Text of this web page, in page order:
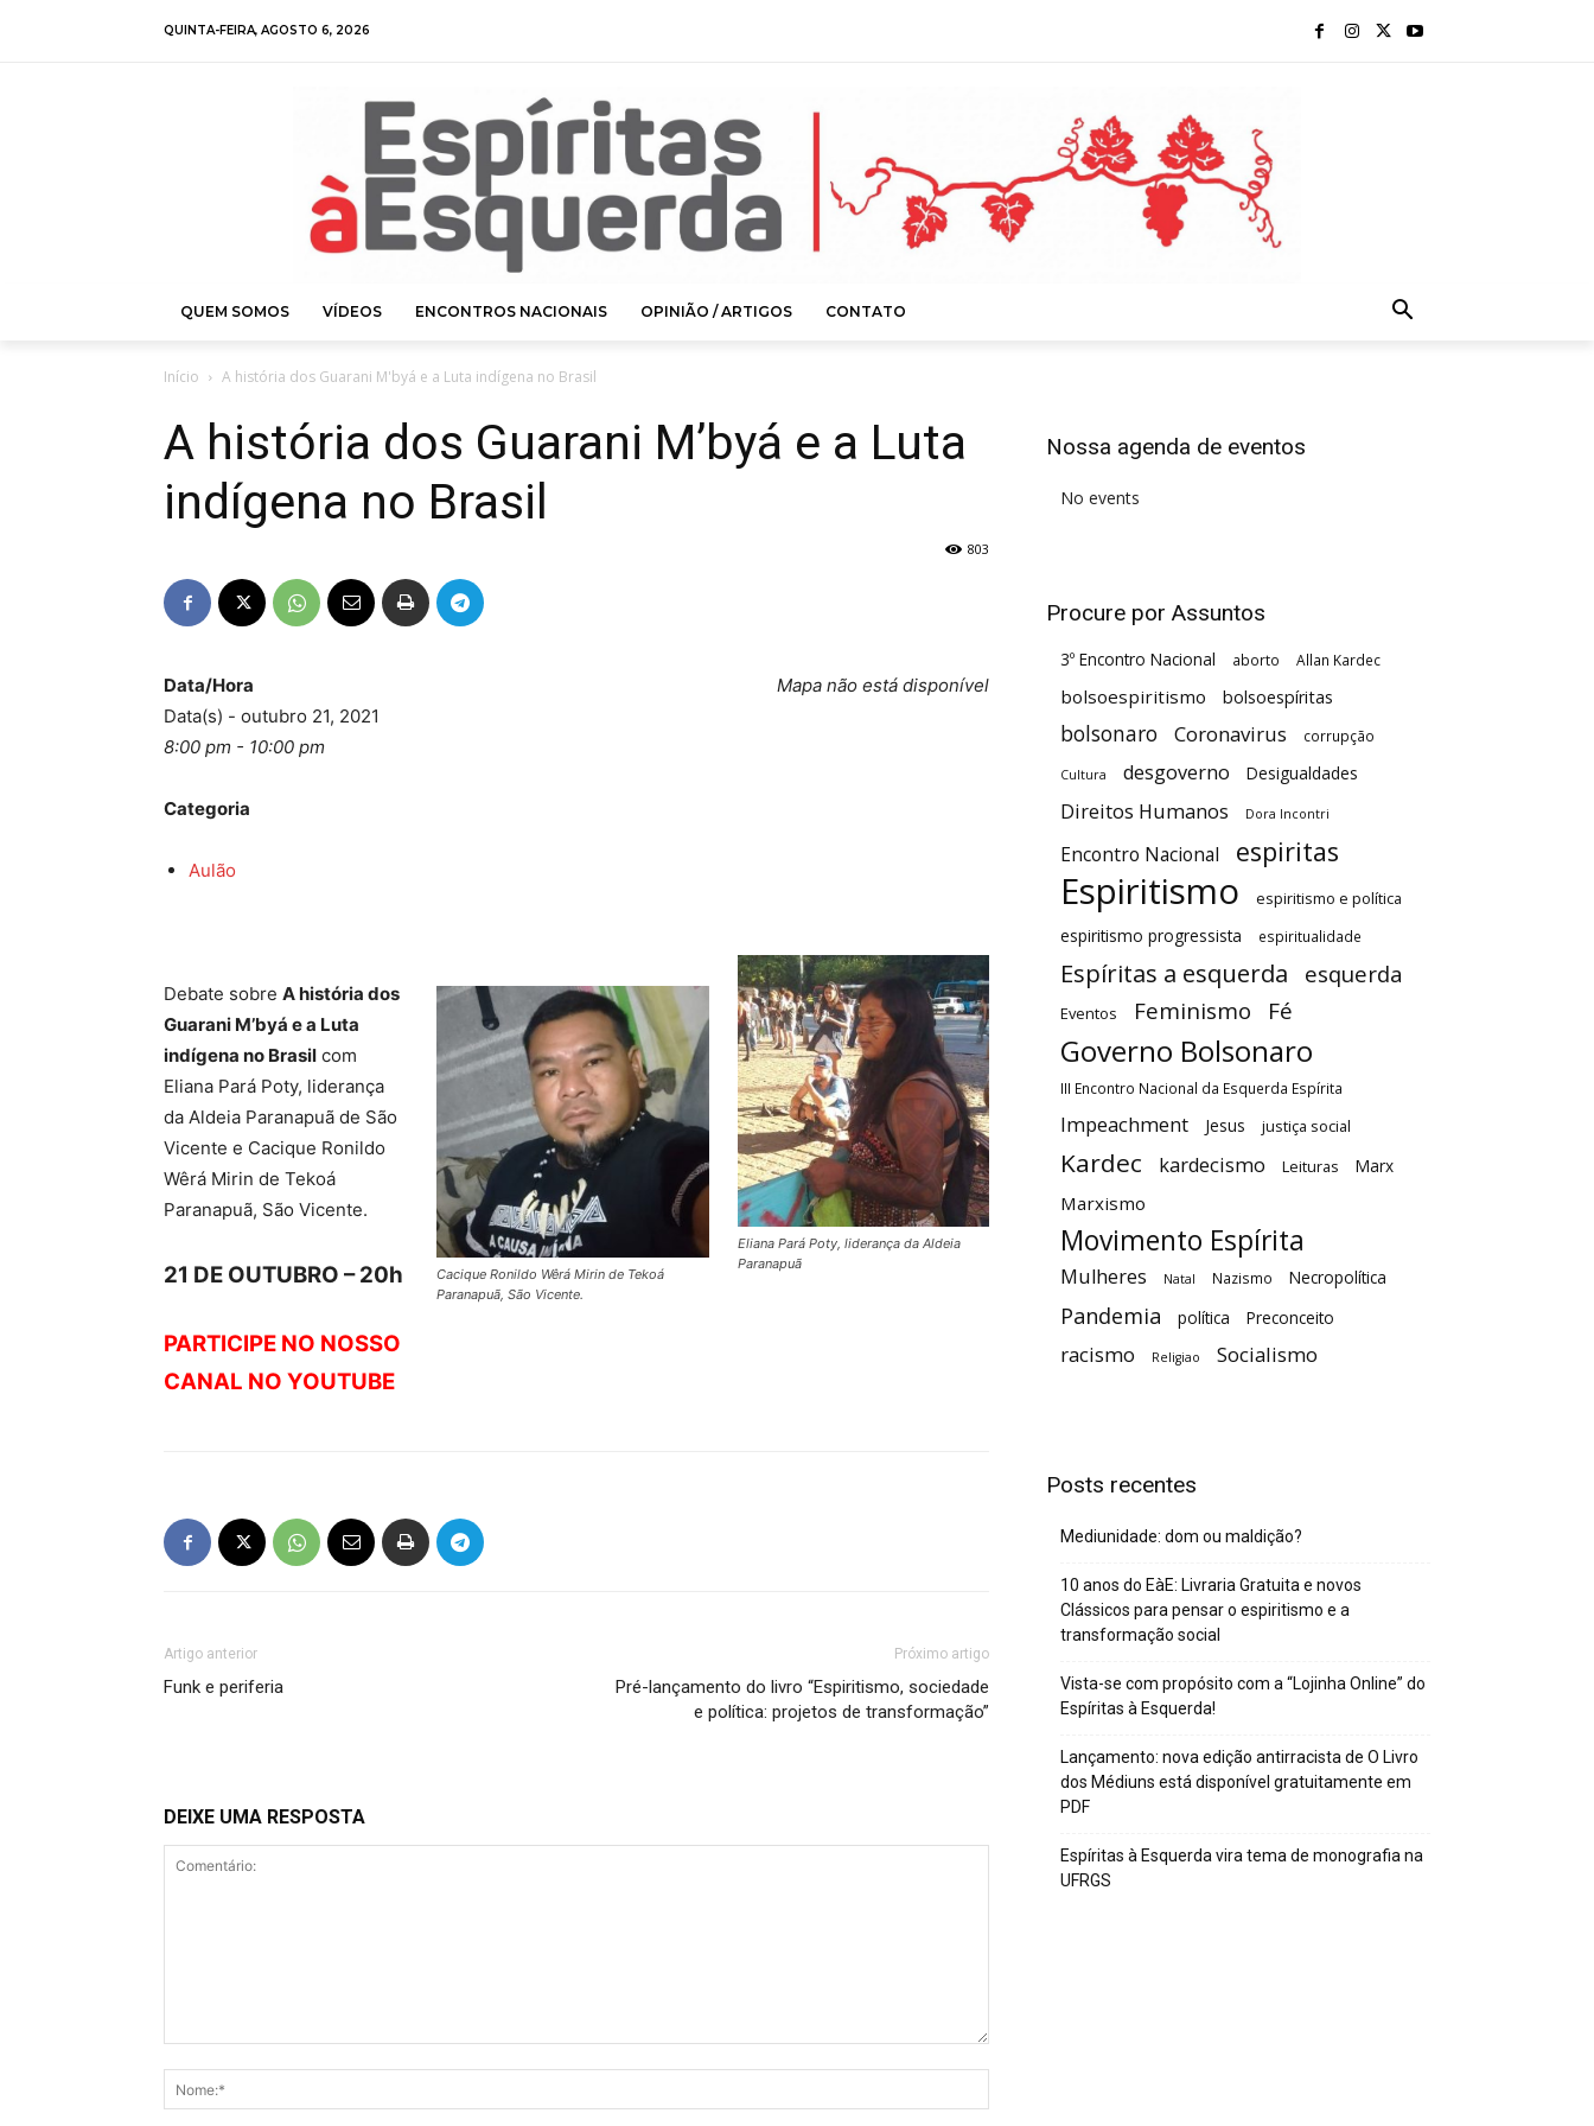
QUINTA-FEIRA, AGOSTO 6, 2026
QUEM SOMOS VÍDEOS ENCONTROS NACIONAIS OPINIÃO / ARTIGOS CONTATO
Início A história dos Guarani M'byá e a Luta indígena no Brasil
A história dos Guarani M’byá e a Luta
indígena no Brasil
803
Mapa não está disponível
Data/Hora
Data(s) - outubro 21, 2021
8:00 pm - 10:00 pm
Categoria
Aulão
Eliana Pará Poty, liderança da Aldeia
Paranapuã
Cacique Ronildo Wêrá Mirin de Tekoá
Paranapuã, São Vicente.
Debate sobre A história dos
Guarani M’byá e a Luta
indígena no Brasil com
Eliana Pará Poty, liderança
da Aldeia Paranapuã de São
Vicente e Cacique Ronildo
Wêrá Mirin de Tekoá
Paranapuã, São Vicente.
21 DE OUTUBRO – 20h
PARTICIPE NO NOSSO
CANAL NO YOUTUBE
Artigo anterior
Funk e periferia
Próximo artigo
Pré-lançamento do livro “Espiritismo, sociedade
e política: projetos de transformação”
DEIXE UMA RESPOSTA
Nossa agenda de eventos
No events
Procure por Assuntos
3º Encontro Nacional aborto Allan Kardec
bolsoespiritismo bolsoespíritas
bolsonaro Coronavirus corrupção
Cultura desgoverno Desigualdades
Direitos Humanos Dora Incontri
Encontro Nacional espiritas
Espiritismo espiritismo e política
espiritismo progressista espiritualidade
Espíritas a esquerda esquerda
Eventos Feminismo Fé
Governo Bolsonaro
III Encontro Nacional da Esquerda Espírita
Impeachment Jesus justiça social
Kardec kardecismo Leituras Marx
Marxismo
Movimento Espírita
Mulheres Natal Nazismo Necropolítica
Pandemia política Preconceito
racismo Religiao Socialismo
Posts recentes
Mediunidade: dom ou maldição?
10 anos do EàE: Livraria Gratuita e novos
Clássicos para pensar o espiritismo e a
transformação social
Vista-se com propósito com a “Lojinha Online” do
Espíritas à Esquerda!
Lançamento: nova edição antirracista de O Livro
dos Médiuns está disponível gratuitamente em
PDF
Espíritas à Esquerda vira tema de monografia na
UFRGS